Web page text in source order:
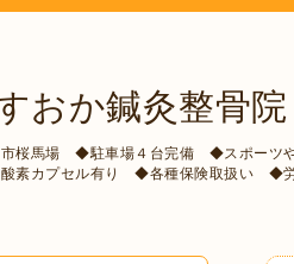
おか鍼灸整骨院
桜馬場 ◆駐車場４台完備 ◆スポーツや
素カプセル有り ◆各種保険取扱い ◆